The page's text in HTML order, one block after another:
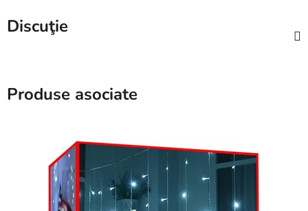
Discuţie
Produse asociate